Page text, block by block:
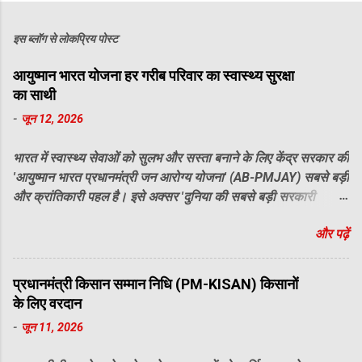
इस ब्लॉग से लोकप्रिय पोस्ट
आयुष्मान भारत योजना हर गरीब परिवार का स्वास्थ्य सुरक्षा
का साथी
- जून 12, 2026
​भारत में स्वास्थ्य सेवाओं को सुलभ और सस्ता बनाने के लिए केंद्र सरकार की
'आयुष्मान भारत प्रधानमंत्री जन आरोग्य योजना' (AB-PMJAY) सबसे बड़ी
और क्रांतिकारी पहल है। इसे अक्सर 'दुनिया की सबसे बड़ी सरकारी
खर्चों से बचा रही है। ​यदि आप यह जानना चाहते हैं कि यह योजना आपके या
आपके परिवार के लिए क्यों महत्वपूर्ण है, तो इसके लाभों को समझना आवश्यक
है। ​आयुष्मान भारत योजना के प्रमुख लाभ ​ ₹5 लाख तक का सालाना मुफ्त
इलाज: इस योजना के तहत प्रत्येक पात्र परिवार को प्रति वर्ष ₹5 लाख का
स्वास्थ्य बीमा मिलता है। यह राशि अस्पताल में भर्ती होने, दवाओं, जांच और
ऑपरेशन के खर्चों को कवर करती है। ​ कैशलेस सुविधा: योजना का सबसे
और पढ़ें
प्रधानमंत्री किसान सम्मान निधि (PM-KISAN) किसानों
के लिए वरदान
- जून 11, 2026